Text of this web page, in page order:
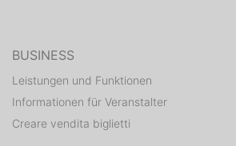
BUSINESS
Leistungen und Funktionen
Informationen für Veranstalter
Creare vendita biglietti